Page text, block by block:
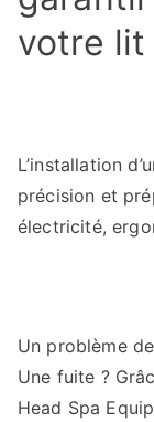
votre lit
L’installation
précision et
électricité,
Un problème
Une fuite ?
Head Spa